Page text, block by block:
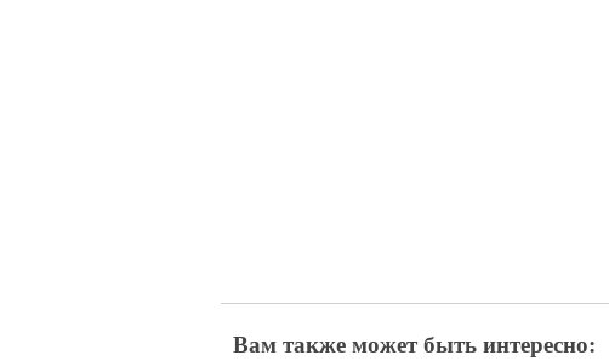
Вам также может быть интересно: